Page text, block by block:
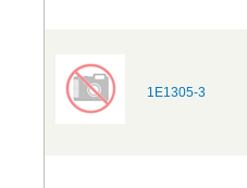
1E1305-3